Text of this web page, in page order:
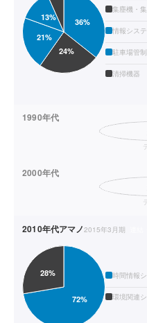
集塵機・
情報シス
駐車場管
清掃機器
1990年代
2000年代
2010年代アマノ2015年3月期
時間情報
環境関連